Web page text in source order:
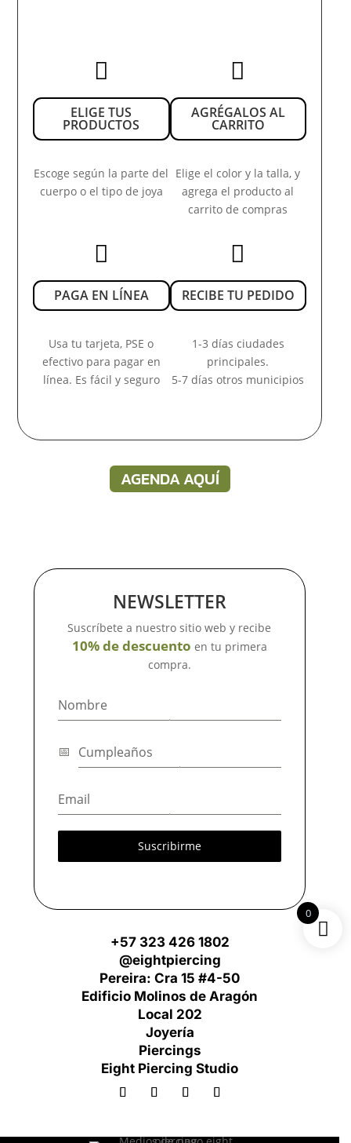

ELIGE TUS
PRODUCTOS
Escoge según la parte del
cuerpo o el tipo de joya

AGRÉGALOS AL
CARRITO
Elige el color y la talla, y
agrega el producto al
carrito de compras

PAGA EN LÍNEA
Usa tu tarjeta, PSE o
efectivo para pagar en
línea. Es fácil y seguro

RECIBE TU PEDIDO
1-3 días ciudades
principales.
5-7 días otros municipios
AGENDA AQUÍ
NEWSLETTER
Suscríbete a nuestro sitio web y recibe
10% de descuento en tu primera
compra.
Suscribirme
+57 323 426 1802
@eightpiercing
Pereira: Cra 15 #4-50
Edificio Molinos de Aragón
Local 202
Joyería
Piercings
Eight Piercing Studio
0